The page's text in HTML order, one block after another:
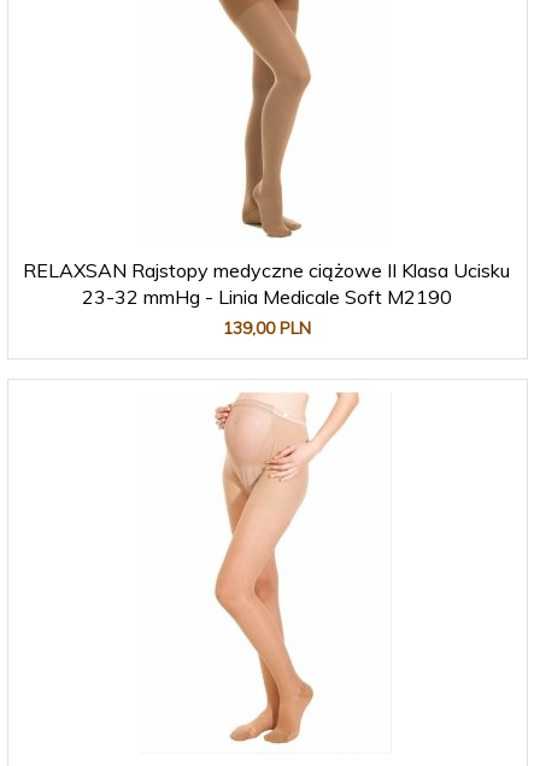
RELAXSAN Rajstopy medyczne ciążowe II Klasa Ucisku
23-32 mmHg - Linia Medicale Soft M2190
139,00 PLN